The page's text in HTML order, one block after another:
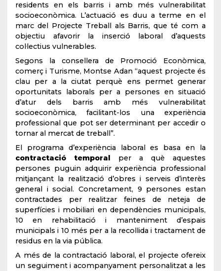
residents en els barris i amb més vulnerabilitat
socioeconòmica. L’actuació es duu a terme en el
marc del Projecte Treball als Barris, que té com a
objectiu afavorir la inserció laboral d’aquests
col·lectius vulnerables.
Segons la consellera de Promoció Econòmica,
comerç i Turisme, Montse Adan “aquest projecte és
clau per a la ciutat perquè ens permet generar
oportunitats laborals per a persones en situació
d’atur dels barris amb més vulnerabilitat
socioeconòmica, facilitant-los una experiència
professional que pot ser determinant per accedir o
tornar al mercat de treball”.
El programa d’experiència laboral es basa en la
contractació temporal per a què aquestes
persones puguin adquirir experiència professional
mitjançant la realització d’obres i serveis d’interès
general i social. Concretament, 9 persones estan
contractades per realitzar feines de neteja de
superfícies i mobiliari en dependències municipals,
10 en rehabilitació i manteniment d’espais
municipals i 10 més per a la recollida i tractament de
residus en la via pública.
A més de la contractació laboral, el projecte ofereix
un seguiment i acompanyament personalitzat a les